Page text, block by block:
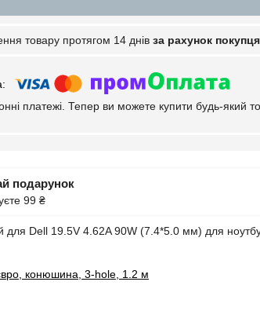
товару протягом 14 днів за рахунок покупця
платежі. Тепер ви можете купити будь-який
подарунок
99 ₴
для Dell 19.5V 4.62A 90W (7.4*5.0 мм) для
конюшина, 3-hole, 1.2 м